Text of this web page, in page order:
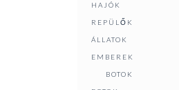
ZSEBTÜKRÖK,
KULCSTARTÓK
SZOBROK
AUTÓK
HAJÓK
HAJÓK
REPÜLŐK
ÁLLATOK
EMBEREK
BOTOK